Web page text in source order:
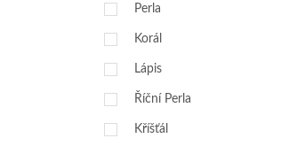
Perla
Korál
Lápis
Říční Perla
Kříšťál